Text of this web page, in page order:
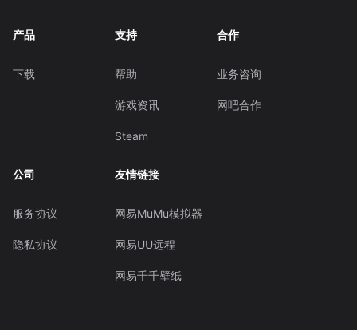
产品
下载
支持
帮助
游戏资讯
Steam
合作
业务咨询
网吧合作
公司
服务协议
隐私协议
友情链接
网易MuMu模拟器
网易UU远程
网易千千壁纸